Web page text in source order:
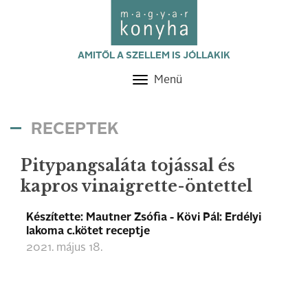
AMITŐL A SZELLEM IS JÓLLAKIK
Toggle
Menü
RECEPTEK
Pitypangsaláta tojással és
kapros vinaigrette-öntettel
Készítette: Mautner Zsófia - Kövi Pál: Erdélyi
lakoma c.kötet receptje
2021. május 18.